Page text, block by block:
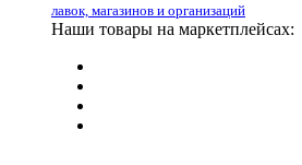
лавок, магазинов и организаций
Наши товары на маркетплейсах: